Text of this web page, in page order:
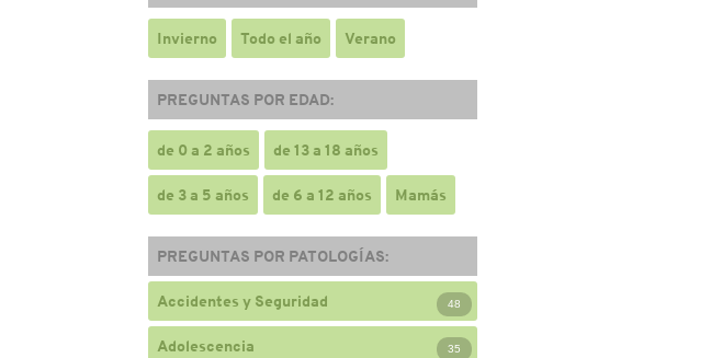
Invierno Todo el año Verano
PREGUNTAS POR EDAD:
de 0 a 2 años de 13 a 18 años
de 3 a 5 años de 6 a 12 años Mamás
PREGUNTAS POR PATOLOGÍAS:
Accidentes y Seguridad 48
Adolescencia 35